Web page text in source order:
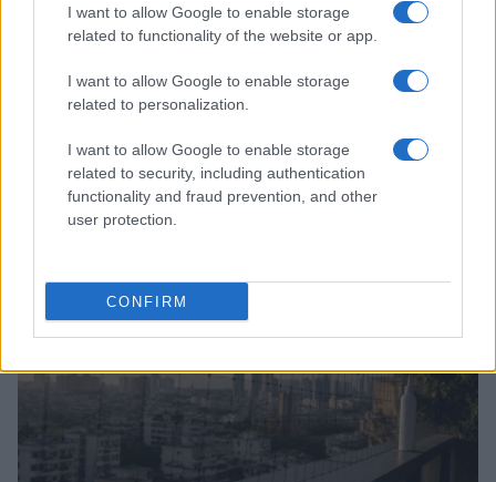
I want to allow Google to enable storage
related to functionality of the website or app.
I want to allow Google to enable storage
related to personalization.
I want to allow Google to enable storage
related to security, including authentication
functionality and fraud prevention, and other
user protection.
CONFIRM
Sigue leyendo